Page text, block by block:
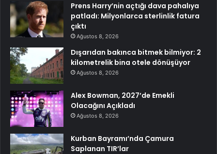
Prens Harry’nin açtığı dava pahalıya
patladı: Milyonlarca sterlinlik fatura
çıktı
Ağustos 8, 2026
Dışarıdan bakınca bitmek bilmiyor: 2
kilometrelik bina otele dönüşüyor
Ağustos 8, 2026
Alex Bowman, 2027’de Emekli
Olacağını Açıkladı
Ağustos 8, 2026
Kurban Bayramı’nda Çamura
Saplanan TIR’lar